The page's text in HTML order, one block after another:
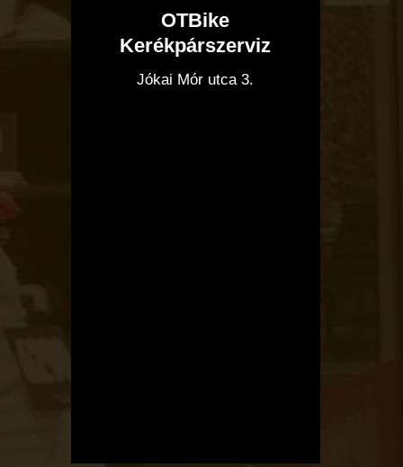
OTBike
Kerékpárszerviz
Jókai Mór utca 3.